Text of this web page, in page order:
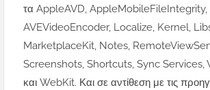
τα AppleAVD, AppleMobileFileIntegrity,
AVEVideoEncoder, Localize, Kernel,
MarketplaceKit, Notes,
Screenshots, Shortcuts, Sync Services,
και WebKit. Και σε αντίθεση με τις